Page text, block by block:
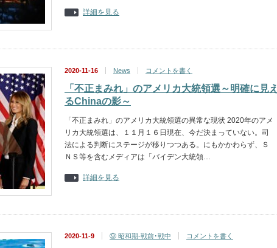
詳細を見る
2020-11-16 News コメントを書く
「不正まみれ」のアメリカ大統領選～明確に見え
るChinaの影～
「不正まみれ」のアメリカ大統領選の異常な現状 2020年のアメ
リカ大統領選は、１１月１６日現在、今だ決まっていない。司
法による判断にステージが移りつつある。にもかかわらず、Ｓ
ＮＳ等を含むメディアは「バイデン大統領…
詳細を見る
2020-11-9 ⑨ 昭和期-戦前･戦中 コメントを書く